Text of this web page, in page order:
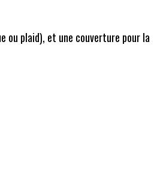
ou plaid), et une couverture pour la